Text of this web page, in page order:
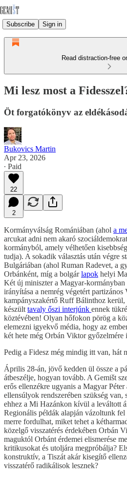
Subscribe Sign in
Read distraction-free
Mi lesz most a
Öt forgatókönyv az
Bukovics Martin
Apr 23, 2026
∙ Paid
22
2
Kormányválság Romániában (ahol a
arcukat adni nem akaró
kormányból, amely vélhetően
tudja). A sokadik választás után végre
Bulgáriában (ahol Ruman Radevet, a
Orbánként, míg a bolgárlapok helyi
Két új miniszter a Magyar-
irányítása a nemrég végetért partizános
kampányszakértő Ruff Bálinthoz kerül,
készült tavaly őszi interjúnk ennek
köztévében! Olyan hőfokon pörög a
elemezni igyekvő média, hogy az
két hete még Orbán Viktor győzelmére
Pedig a Fidesz még mindig itt van, hát
Április 28-án, jövő kedden ül össze a
átbeszélje, hogyan tovább. A Gemišt
erős ellenzékre ugyanis a Magyar
ellensúlyok rendszerében szükség van,
ehhez a Mi Hazánkon kívül a leváltott
Regionális példák alapján vázoltunk
merre fordulhat, miket tehet a
közelgő visszatérés érdekében Orbán
maguktól Orbánt érdemei elismerése
kritikusokat és utoljára megpróbálja?
konstruktív, a Tiszát akár kisegítő
visszatérő radikálisok lesznek?